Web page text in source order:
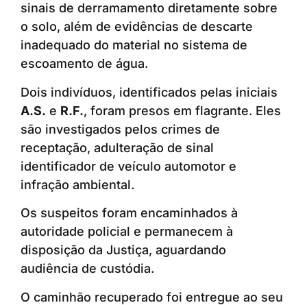
sinais de derramamento diretamente sobre
o solo, além de evidências de descarte
inadequado do material no sistema de
escoamento de água.
Dois indivíduos, identificados pelas iniciais
A.S. e R.F., foram presos em flagrante. Eles
são investigados pelos crimes de
receptação, adulteração de sinal
identificador de veículo automotor e
infração ambiental.
Os suspeitos foram encaminhados à
autoridade policial e permanecem à
disposição da Justiça, aguardando
audiência de custódia.
O caminhão recuperado foi entregue ao seu